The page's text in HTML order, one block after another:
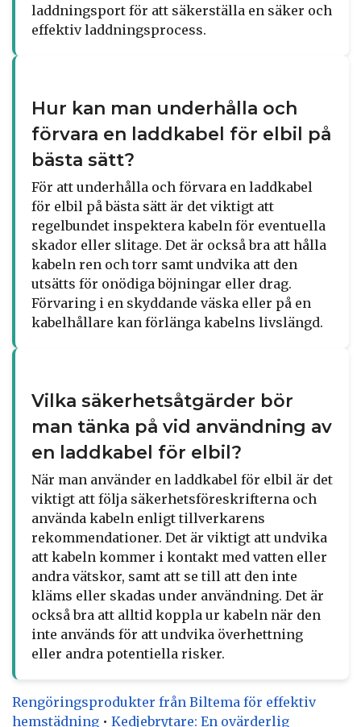
laddningsport för att säkerställa en säker och
effektiv laddningsprocess.
Hur kan man underhålla och
förvara en laddkabel för elbil på
bästa sätt?
För att underhålla och förvara en laddkabel
för elbil på bästa sätt är det viktigt att
regelbundet inspektera kabeln för eventuella
skador eller slitage. Det är också bra att hålla
kabeln ren och torr samt undvika att den
utsätts för onödiga böjningar eller drag.
Förvaring i en skyddande väska eller på en
kabelhållare kan förlänga kabelns livslängd.
Vilka säkerhetsåtgärder bör
man tänka på vid användning av
en laddkabel för elbil?
När man använder en laddkabel för elbil är det
viktigt att följa säkerhetsföreskrifterna och
använda kabeln enligt tillverkarens
rekommendationer. Det är viktigt att undvika
att kabeln kommer i kontakt med vatten eller
andra vätskor, samt att se till att den inte
kläms eller skadas under användning. Det är
också bra att alltid koppla ur kabeln när den
inte används för att undvika överhettning
eller andra potentiella risker.
Rengöringsprodukter från Biltema för effektiv
hemstädning • Kedjebrytare: En ovärderlig